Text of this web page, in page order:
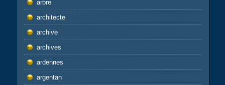
arbre
architecte
archive
archives
ardennes
argentan